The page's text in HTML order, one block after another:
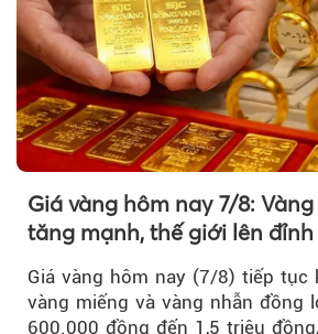
Giá vàng hôm nay 7/8:
tăng mạnh, thế giới lên
Giá vàng hôm nay (7/8) tiếp tục
vàng miếng và vàng nhẫn đồng
600.000 đồng đến 1,5 triệu